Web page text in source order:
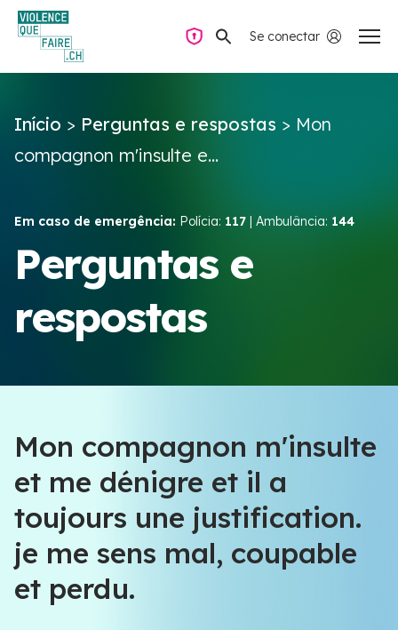
Se conectar
Perguntas e respostas
Violência no casal
Recursos e campanhas
Équipe VIOLENCE QUE FAIRE
Meet our team
Navegação privada
Início > Perguntas e respostas > Mon
compagnon m'insulte e...
Em caso de emergência: Polícia: 117 | Ambulância: 144
Perguntas e
respostas
Mon compagnon m'insulte
et me dénigre et il a
toujours une justification.
je me sens mal, coupable
et perdu.